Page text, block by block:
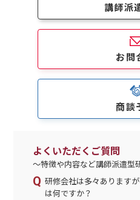
講師派
お問
商談
よくいただくご質問
～特徴や内容など講師派遣型
研修会社は多々あります
は何ですか？